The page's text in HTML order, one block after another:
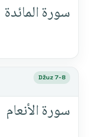
سورة المائدة
Džuz 7-8
سورة الأنعام